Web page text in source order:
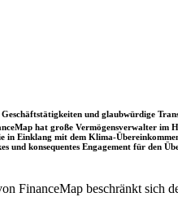
und glaubwürdige
hat große Vermögensverwalter im
in Einklang mit dem Klima-
und konsequentes Engagement für den
FinanceMap beschränkt sich